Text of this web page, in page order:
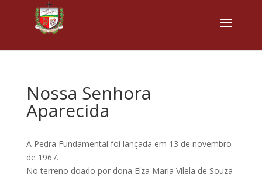
Nossa Senhora
Aparecida
A Pedra Fundamental foi lançada em 13 de novembro
de 1967.
No terreno doado por dona Elza Maria Vilela de Souza